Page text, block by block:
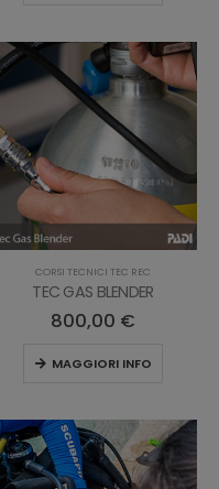
CORSI TECNICI TEC REC
TEC GAS BLENDER
800,00 €
MAGGIORI INFO